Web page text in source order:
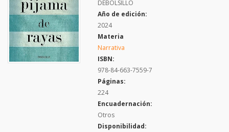
DEBOLSILLO
Año de edición:
2024
Materia
Narrativa
ISBN:
978-84-663-7559-7
Páginas:
224
Encuadernación:
Otros
Disponibilidad: